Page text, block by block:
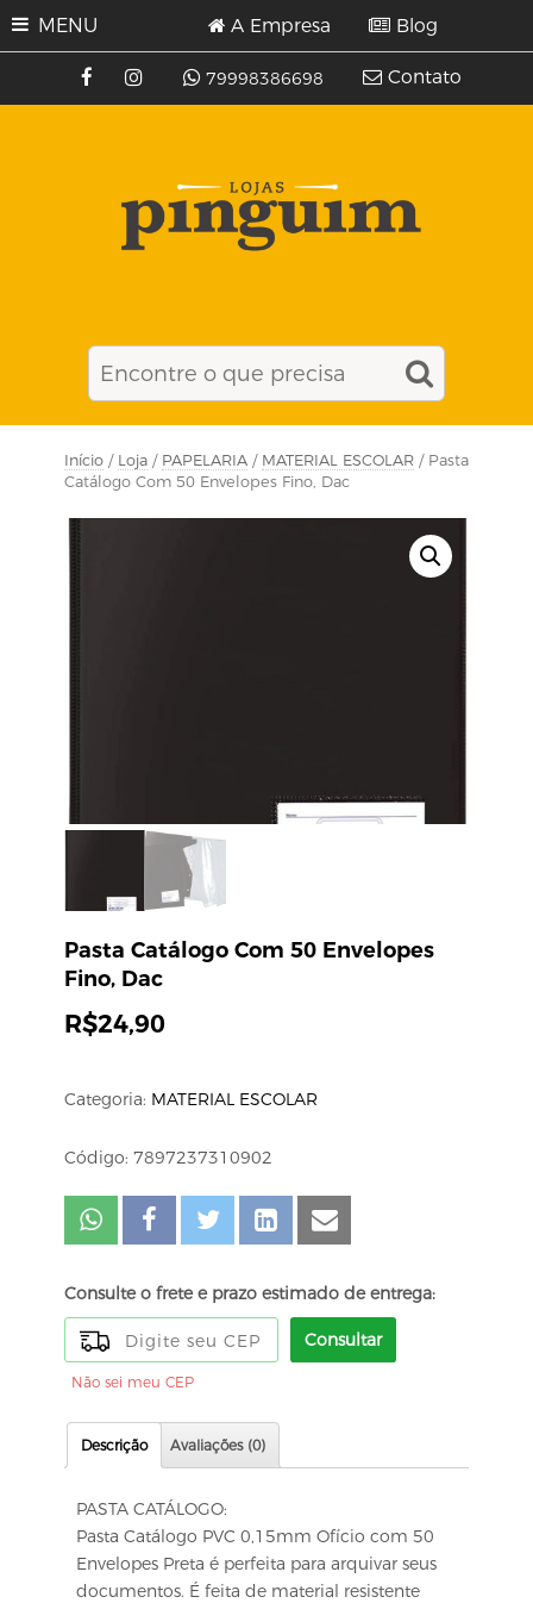
MENU
79998386698
A Empresa Blog
Contato
Início / Loja / PAPELARIA / MATERIAL ESCOLAR / Pasta
Catálogo Com 50 Envelopes Fino, Dac
Pasta Catálogo Com 50 Envelopes
Fino, Dac
R$24,90
Categoria: MATERIAL ESCOLAR
Código: 7897237310902
Consulte o frete e prazo estimado de entrega:
Consultar
Não sei meu CEP
Descrição Avaliações (0)
PASTA CATÁLOGO:
Pasta Catálogo PVC 0,15mm Ofício com 50
Envelopes Preta é perfeita para arquivar seus
documentos. É feita de material resistente